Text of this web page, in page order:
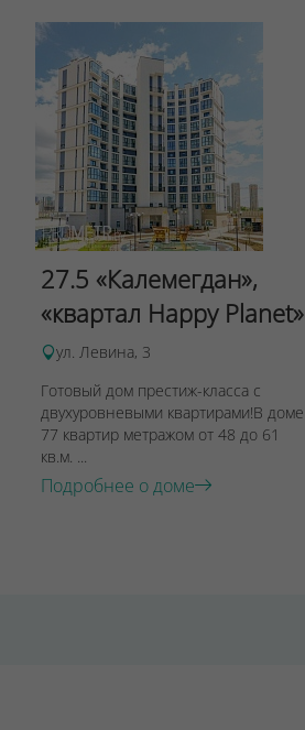
27.5 «Калемегдан»,
«квартал Happy Planet»
ул. Левина, 3
Готовый дом престиж-класса с
двухуровневыми квартирами!В доме
77 квартир метражом от 48 до 61
кв.м. ...
Подробнее о доме